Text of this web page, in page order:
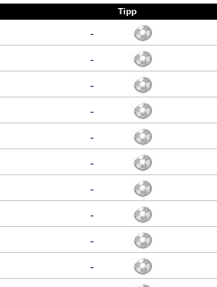
Tipp
-
-
-
-
-
-
-
-
-
-